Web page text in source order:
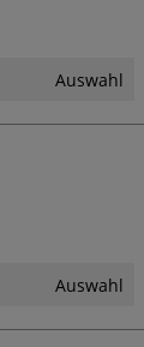
Auswahl
Auswahl